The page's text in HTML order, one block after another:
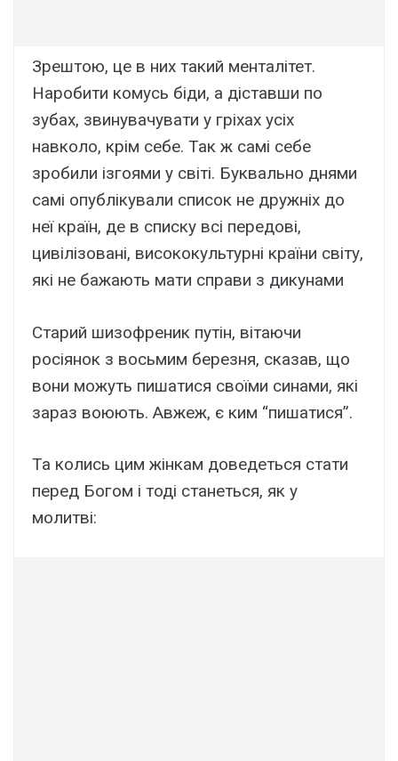
Зрештою, це в них такий менталітет.
Наробити комусь біди, а діставши по
зубах, звинувачувати у гріхах усіх
навколо, крім себе. Так ж самі себе
зробили ізгоями у світі. Буквально днями
самі опублікували список не дружніх до
неї країн, де в списку всі передові,
цивілізовані, висококультурні країни світу,
які не бажають мати справи з дикунами
Старий шизофреник путін, вітаючи
росіянок з восьмим березня, сказав, що
вони можуть пишатися своїми синами, які
зараз воюють. Авжеж, є ким “пишатися”.
Та колись цим жінкам доведеться стати
перед Богом і тоді станеться, як у
молитві: